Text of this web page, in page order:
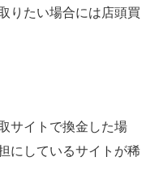
りたい場合には店頭買
サイトで換金した場
にしているサイトが稀